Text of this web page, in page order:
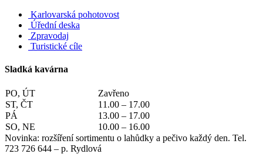
Karlovarská pohotovost
Úřední deska
Zpravodaj
Turistické cíle
Sladká kavárna
PO, ÚT
Zavřeno
ST, ČT
11.00 – 17.00
PÁ
13.00 – 17.00
SO, NE
10.00 – 16.00
Novinka: rozšíření sortimentu o lahůdky a pečivo každý den. Tel.
723 726 644 – p. Rydlová